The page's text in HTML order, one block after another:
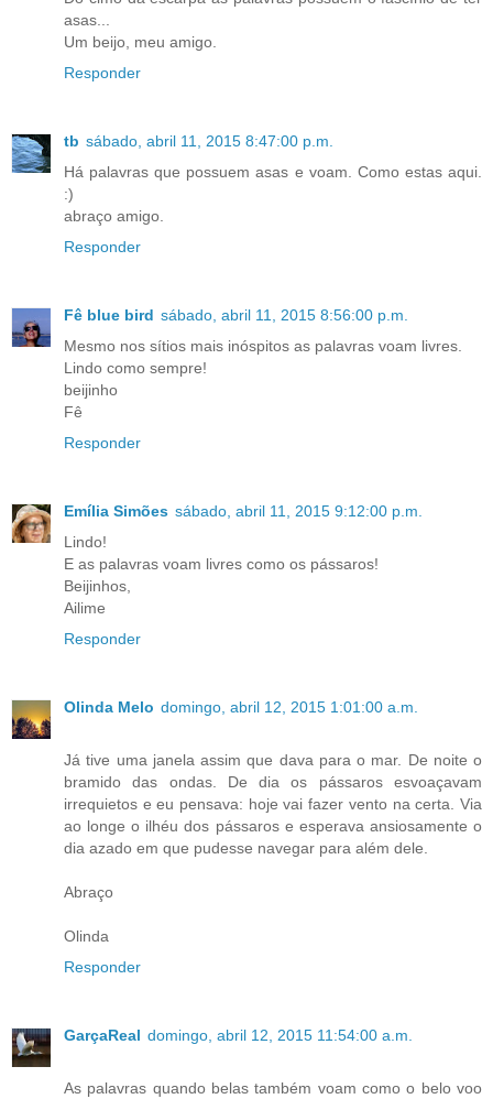
asas...
Um beijo, meu amigo.
Responder
tb sábado, abril 11, 2015 8:47:00 p.m.
Há palavras que possuem asas e voam. Como estas aqui.
:)
abraço amigo.
Responder
Fê blue bird sábado, abril 11, 2015 8:56:00 p.m.
Mesmo nos sítios mais inóspitos as palavras voam livres.
Lindo como sempre!
beijinho
Fê
Responder
Emília Simões sábado, abril 11, 2015 9:12:00 p.m.
Lindo!
E as palavras voam livres como os pássaros!
Beijinhos,
Ailime
Responder
Olinda Melo domingo, abril 12, 2015 1:01:00 a.m.
Já tive uma janela assim que dava para o mar. De noite o
bramido das ondas. De dia os pássaros esvoaçavam
irrequietos e eu pensava: hoje vai fazer vento na certa. Via
ao longe o ilhéu dos pássaros e esperava ansiosamente o
dia azado em que pudesse navegar para além dele.
Abraço
Olinda
Responder
GarçaReal domingo, abril 12, 2015 11:54:00 a.m.
As palavras quando belas também voam como o belo voo